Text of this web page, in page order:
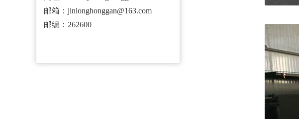
邮箱：jinlonghonggan@163.com
邮编：262600